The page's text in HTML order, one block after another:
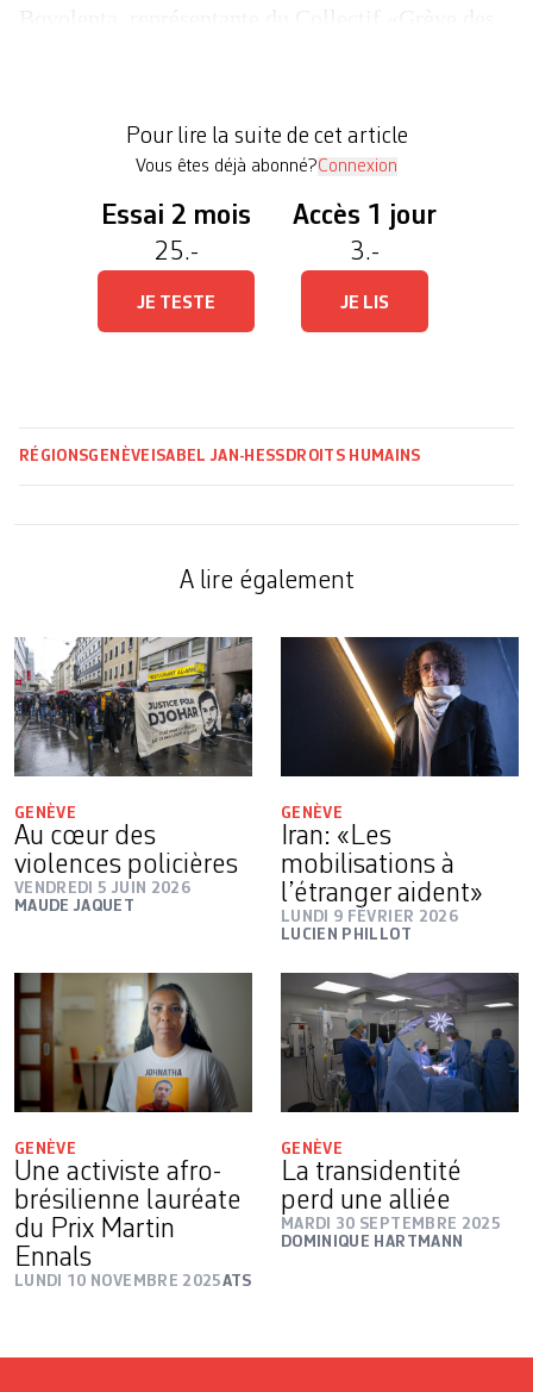
constatant […]
Pour lire la suite de cet article
Vous êtes déjà abonné?Connexion
Essai 2 mois
25.-
JE TESTE
Accès 1 jour
3.-
JE LIS
RÉGIONSGENÈVE ISABEL JAN-HESS DROITS HUMAINS
A lire également
GENÈVE
Au cœur des
violences policières
VENDREDI 5 JUIN 2026
MAUDE JAQUET
GENÈVE
Iran: «Les
mobilisations à
l’étranger aident»
LUNDI 9 FÉVRIER 2026
LUCIEN PHILLOT
GENÈVE
Une activiste afro-
brésilienne lauréate
du Prix Martin
Ennals
LUNDI 10 NOVEMBRE 2025ATS
GENÈVE
La transidentité
perd une alliée
MARDI 30 SEPTEMBRE 2025
DOMINIQUE HARTMANN